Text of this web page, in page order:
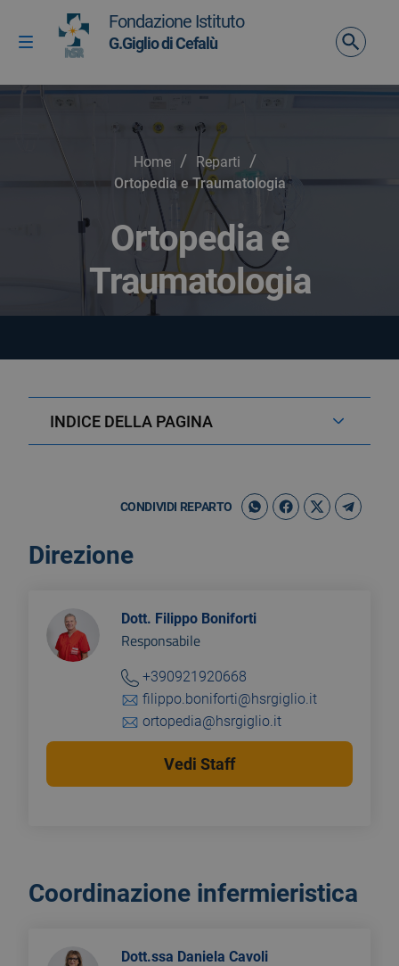
Vai ai contenuti
Vai al menu di navigazione
Vai al footer
Attiva / disattiva la navigazione
Fondazione Istituto
G.Giglio di Cefalù
Home / Reparti /
Ortopedia e Traumatologia
Ortopedia e
Traumatologia
INDICE DELLA PAGINA
CONDIVIDI REPARTO
Direzione
Dott. Filippo Boniforti
Responsabile
+390921920668
filippo.boniforti@hsrgiglio.it
ortopedia@hsrgiglio.it
Vedi Staff
Coordinazione infermieristica
Dott.ssa Daniela Cavoli